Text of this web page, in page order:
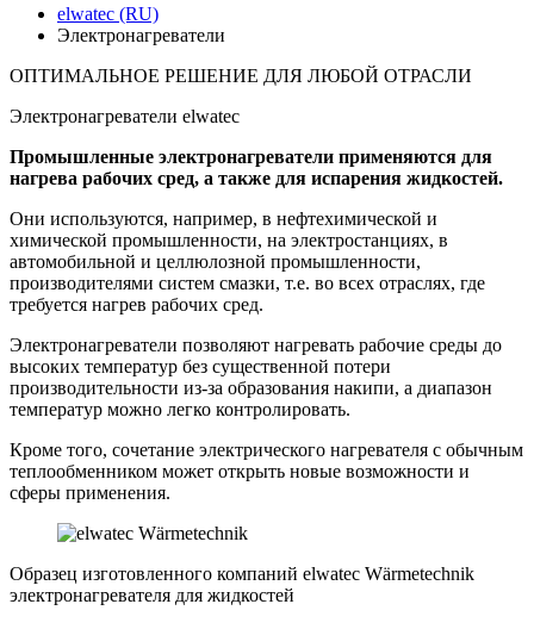
elwatec (RU)
Электронагреватели
ОПТИМАЛЬНОЕ РЕШЕНИЕ ДЛЯ ЛЮБОЙ ОТРАСЛИ
Электронагреватели elwatec
Промышленные электронагреватели применяются для
нагрева рабочих сред, а также для испарения жидкостей.
Они используются, например, в нефтехимической и
химической промышленности, на электростанциях, в
автомобильной и целлюлозной промышленности,
производителями систем смазки, т.е. во всех отраслях, где
требуется нагрев рабочих сред.
Электронагреватели позволяют нагревать рабочие среды до
высоких температур без существенной потери
производительности из-за образования накипи, а диапазон
температур можно легко контролировать.
Кроме того, сочетание электрического нагревателя с обычным
теплообменником может открыть новые возможности и
сферы применения.
Образец изготовленного компаний elwatec Wärmetechnik
электронагревателя для жидкостей